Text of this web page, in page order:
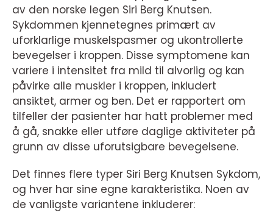
av den norske legen Siri Berg Knutsen.
Sykdommen kjennetegnes primært av
uforklarlige muskelspasmer og ukontrollerte
bevegelser i kroppen. Disse symptomene kan
variere i intensitet fra mild til alvorlig og kan
påvirke alle muskler i kroppen, inkludert
ansiktet, armer og ben. Det er rapportert om
tilfeller der pasienter har hatt problemer med
å gå, snakke eller utføre daglige aktiviteter på
grunn av disse uforutsigbare bevegelsene.
Det finnes flere typer Siri Berg Knutsen Sykdom,
og hver har sine egne karakteristika. Noen av
de vanligste variantene inkluderer: